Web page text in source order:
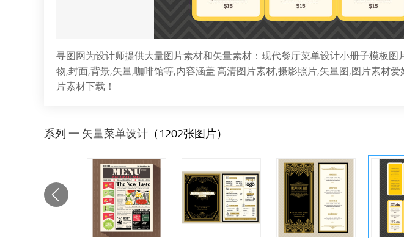
寻图网为设计师提供大量图片素材和矢量素材：现代餐厅菜单设计小册子模板图
物,封面,背景,矢量,咖啡馆等,内容涵盖:高清图片素材,摄影照片,矢量图;图片素材
片素材下载！
系列 一 矢量菜单设计 （1202张图片）